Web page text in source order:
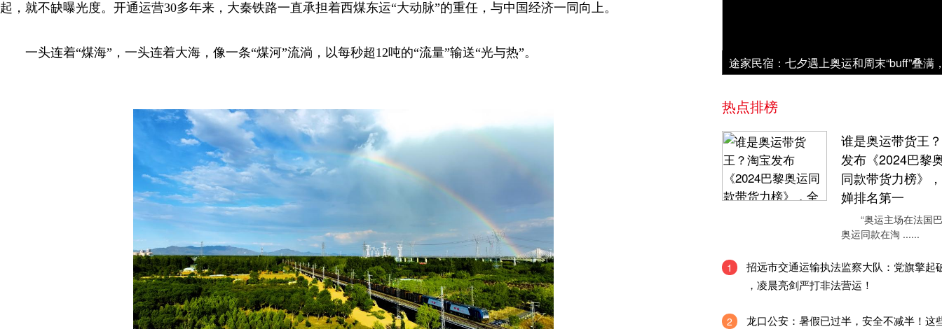
起，就不缺曝光度。开通运营30多年来，大秦铁路一直承担着西煤东运“大动脉”的重任，与中国经济一同向上。
一头连着“煤海”，一头连着大海，像一条“煤河”流淌，以每秒超12吨的“流量”输送“光与热”。
热点排榜
谁是奥运带货王
发布《2024巴黎
同款带货力榜》
婵排名第一
“奥运主场在法国
奥运同款在淘 ......
1
招远市交通运输执法监察大队：党旗擎起
，凌晨亮剑严打非法营运！
2
龙口公安：暑假已过半，安全不减半！这